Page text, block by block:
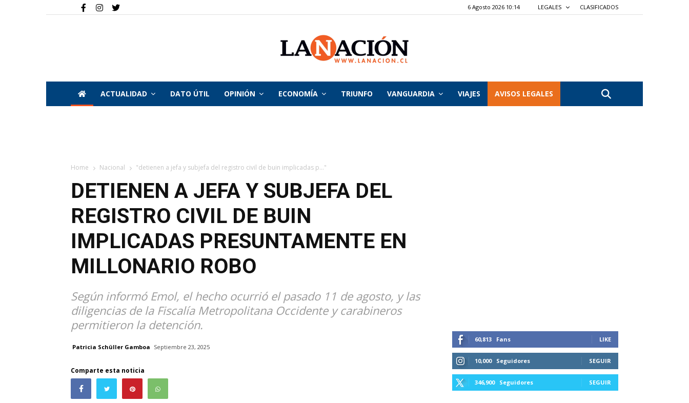
6 Agosto 2026 10:14 LEGALES CLASIFICADOS
La
ACTUALIDAD DATO ÚTIL OPINIÓN ECONOMÍA TRIUNFO VANGUARDIA VIAJES AVISOS LEGALES
Home Nacional "detienen a jefa y subjefa del registro civil de buin implicadas p..."
DETIENEN A JEFA Y SUBJEFA DEL
REGISTRO CIVIL DE BUIN
IMPLICADAS PRESUNTAMENTE EN
MILLONARIO ROBO
Según informó Emol, el hecho ocurrió el pasado 11 de agosto, y las
diligencias de la Fiscalía Metropolitana Occidente y carabineros
permitieron la detención.
Patricia Schüller Gamboa Septiembre 23, 2025
Comparte esta noticia
60,813 Fans LIKE
10,000 Seguidores SEGUIR
346,900 Seguidores SEGUIR